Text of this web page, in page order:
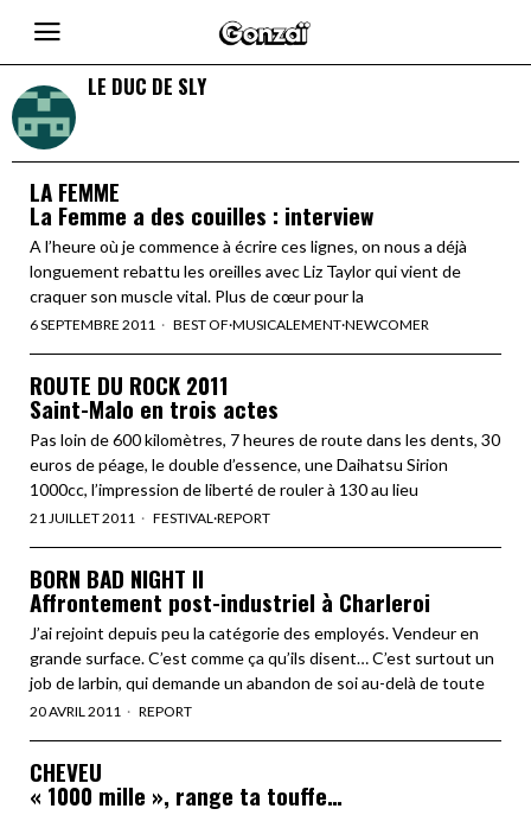
LE DUC DE SLY
LA FEMME
La Femme a des couilles : interview
A l’heure où je commence à écrire ces lignes, on nous a déjà
longuement rebattu les oreilles avec Liz Taylor qui vient de
craquer son muscle vital. Plus de cœur pour la
6 SEPTEMBRE 2011 BEST OF·MUSICALEMENT·NEWCOMER
ROUTE DU ROCK 2011
Saint-Malo en trois actes
Pas loin de 600 kilomètres, 7 heures de route dans les dents, 30
euros de péage, le double d’essence, une Daihatsu Sirion
1000cc, l’impression de liberté de rouler à 130 au lieu
21 JUILLET 2011 FESTIVAL·REPORT
BORN BAD NIGHT II
Affrontement post-industriel à Charleroi
J’ai rejoint depuis peu la catégorie des employés. Vendeur en
grande surface. C’est comme ça qu’ils disent… C’est surtout un
job de larbin, qui demande un abandon de soi au-delà de toute
20 AVRIL 2011 REPORT
CHEVEU
« 1000 mille », range ta touffe…